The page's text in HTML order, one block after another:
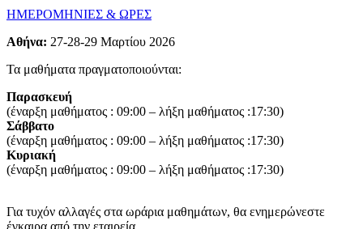
ΗΜΕΡΟΜΗΝΙΕΣ & ΩΡΕΣ
Αθήνα: 27-28-29 Μαρτίου 2026
Τα μαθήματα πραγματοποιούνται:
Παρασκευή
(έναρξη μαθήματος : 09:00 – λήξη μαθήματος :17:30)
Σάββατο
(έναρξη μαθήματος : 09:00 – λήξη μαθήματος :17:30)
Κυριακή
(έναρξη μαθήματος : 09:00 – λήξη μαθήματος :17:30)
Για τυχόν αλλαγές στα ωράρια μαθημάτων, θα ενημερώνεστε